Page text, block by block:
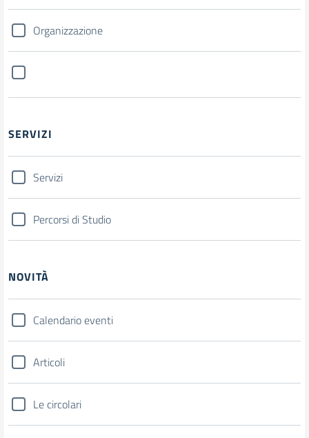
Organizzazione
SERVIZI
Servizi
Percorsi di Studio
NOVITÀ
Calendario eventi
Articoli
Le circolari